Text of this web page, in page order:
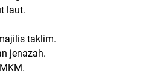
laut.
taklim.
jenazah.